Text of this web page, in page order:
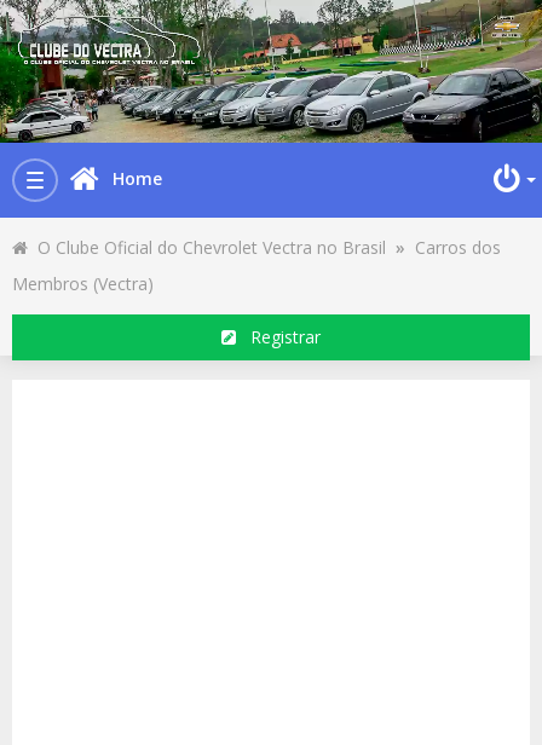
Toggle
navigation
Home
O Clube Oficial do Chevrolet Vectra no Brasil » Carros dos
Membros (Vectra)
Registrar